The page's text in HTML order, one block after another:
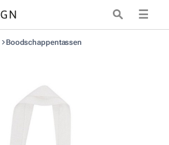
☰
Boodschappentassen